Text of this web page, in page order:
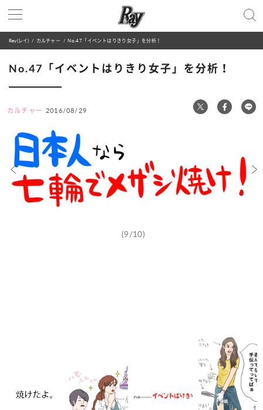
Ray(レイ) カルチャー No.47「イベントはりきり女子」を分析！
No.47「イベントはりきり女子」を分析！
カルチャー 2016/08/29
(9/10)